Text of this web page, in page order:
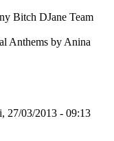
Bitch DJane Team
Anthems by Anina
27/03/2013 - 09:13